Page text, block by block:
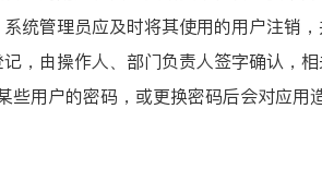
统管理员应及时将其使用的用户注销，
，由操作人、部门负责人签字确认，
些用户的密码，或更换密码后会对应